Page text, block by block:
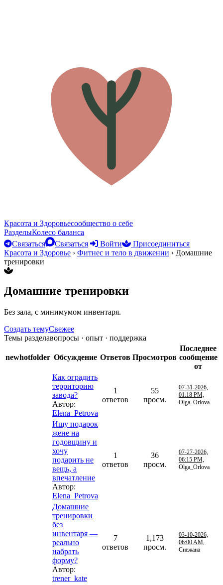
Красота и Здоровьесообщество о себе
РазделыКолесо баланса
Связаться
Связаться Войти
Присоединиться
Красота и Здоровье › Фитнес и тело в движении › Домашние
тренировки
Домашние тренировки
Без зала, с минимумом инвентаря.
Создать темуСвежее
Темы разделавопросы · опыт · поддержка
newhotfolder Обсуждение Ответов Просмотров
Последнее
сообщение
от
Как оградить
территорию
завода?
Автор:
Elena_Petrova
1
ответов
55
просм.
07-31-2026,
01:18 PM,
Olga_Orlova
Ищу подарок
жене на
годовщину и
хочу
подарить не
вещь, а
впечатление
Автор:
Elena_Petrova
1
ответов
36
просм.
07-27-2026,
06:15 PM,
Olga_Orlova
Домашние
тренировки
без
инвентаря —
реально
набрать
форму?
Автор:
trener_kate
7
ответов
1,173
просм.
03-10-2026,
06:00 AM,
Снежана